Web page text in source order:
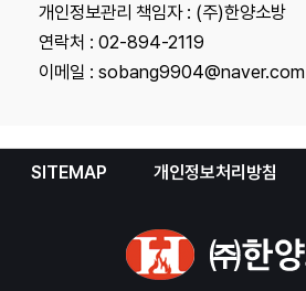
개인정보관리 책임자 : (주)한양소방
연락처 : 02-894-2119
이메일 : sobang9904@naver.com
SITEMAP 개인정보처리방침